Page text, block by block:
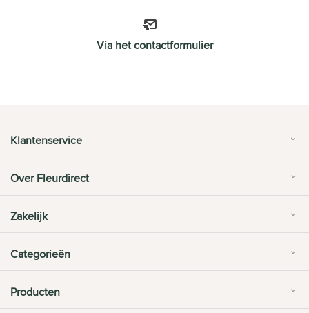
Via het contactformulier
Klantenservice
Over Fleurdirect
Zakelijk
Categorieën
Producten